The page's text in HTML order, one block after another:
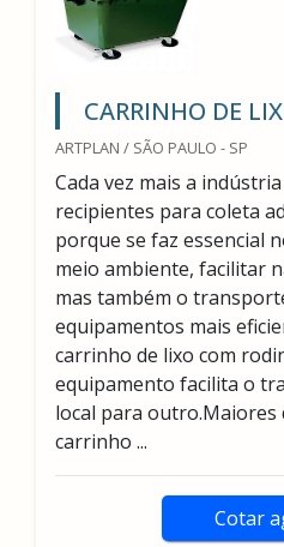
CARRINHO DE
ARTPLAN / SÃO PAULO - SP
Cada vez mais a
recipientes para coleta
porque se faz essencial
meio ambiente, facilitar
mas também o
equipamentos mais
carrinho de lixo com
equipamento facilita o
local para outro.Maiores
carrinho ...
Cotar